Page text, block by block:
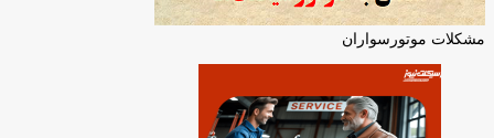
مشکلات موتورسواران